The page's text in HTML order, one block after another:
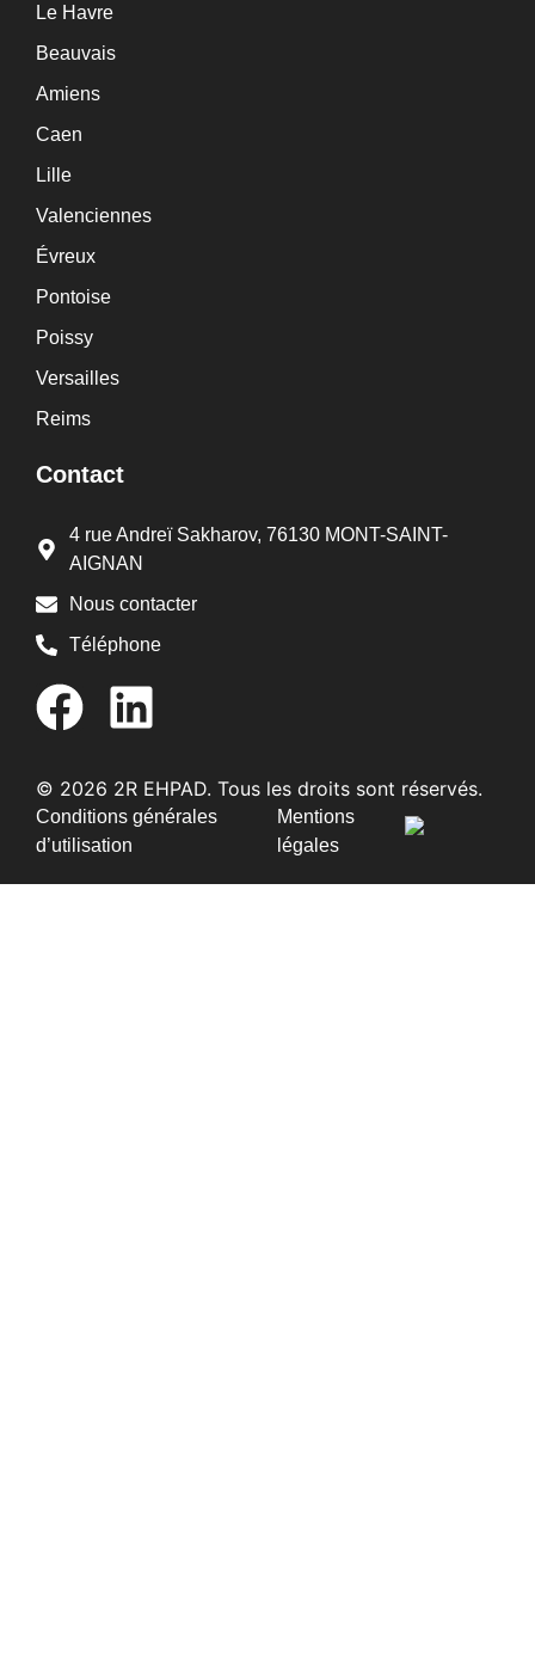
Le Havre
Beauvais
Amiens
Caen
Lille
Valenciennes
Évreux
Pontoise
Poissy
Versailles
Reims
Contact
4 rue Andreï Sakharov, 76130 MONT-SAINT-
AIGNAN
Nous contacter
Téléphone
© 2026 2R EHPAD. Tous les droits sont réservés.
Conditions générales
d’utilisation
Mentions
légales